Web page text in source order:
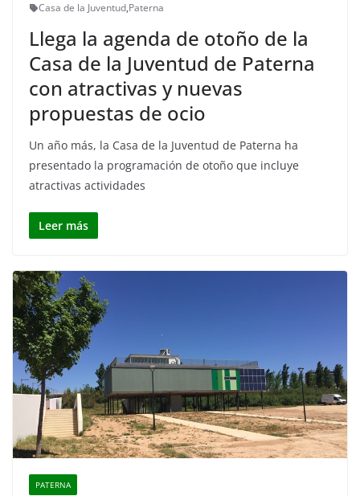
Casa de la Juventud,Paterna
Llega la agenda de otoño de la
Casa de la Juventud de Paterna
con atractivas y nuevas
propuestas de ocio
Un año más, la Casa de la Juventud de Paterna ha
presentado la programación de otoño que incluye
atractivas actividades
Leer más
PATERNA